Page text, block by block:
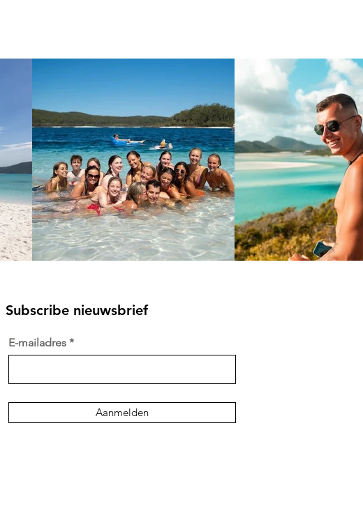
Subscribe nieuwsbrief
info@werkenreis.be
E-mailadres
Aanmelden